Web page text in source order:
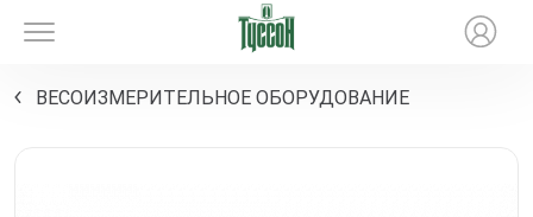
ВЕСОИЗМЕРИТЕЛЬНОЕ ОБОРУДОВАНИЕ